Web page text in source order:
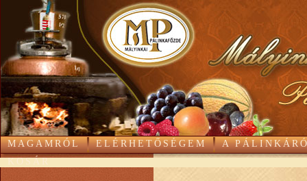
MAGAMRÓL ELÉRHETŐSÉGEM
A
KOSÁR